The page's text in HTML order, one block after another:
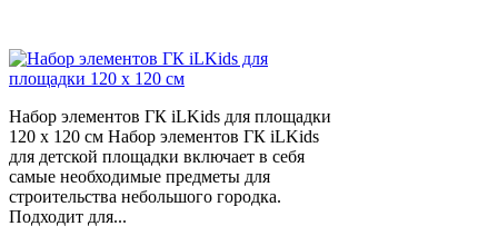
Набор элементов ГК iLKids для площадки
120 х 120 см Набор элементов ГК iLKids
для детской площадки включает в себя
самые необходимые предметы для
строительства небольшого городка.
Подходит для...